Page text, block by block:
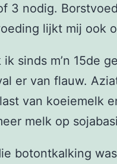
3 nodig.
lijkt mij ook
sinds m’n 15de
er van flauw.
van koeiemelk
melk op
botontkalking